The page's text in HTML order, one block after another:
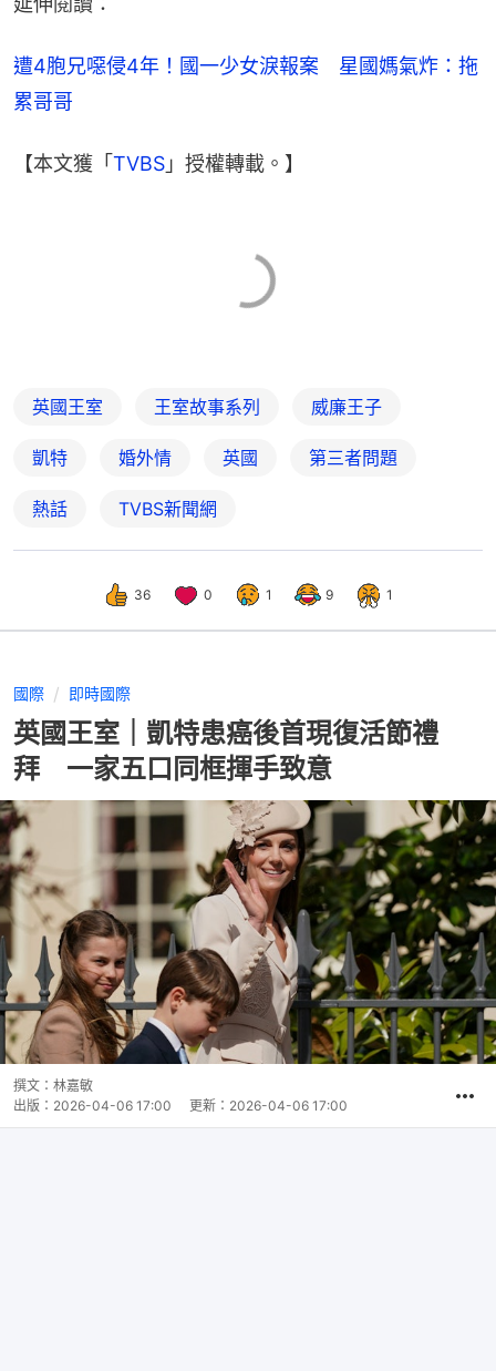
遭4胞兄噁侵4年！國一少女淚報案　星國媽氣炸：拖
累哥哥
【本文獲「TVBS 」授權轉載。】
英國王室 王室故事系列 威廉王子
凱特 婚外情 英國 第三者問題
熱話 TVBS新聞網
36 0 1 9 1
國際 即時國際
英國王室｜凱特患癌後首現復活節禮
拜 一家五口同框揮手致意
撰文： 林嘉敏
出版： 2026-04-06 17:00 更新： 2026-04-06 17:00